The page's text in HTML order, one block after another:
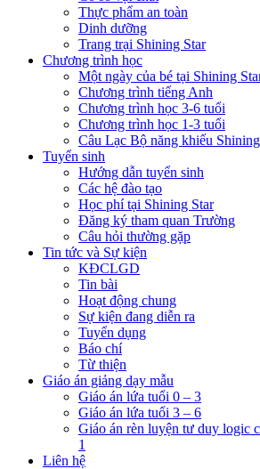
Thực phẩm an toàn
Dinh dưỡng
Trang trại Shining Star
Chương trình học
Một ngày của bé tại Shining
Chương trình tiếng Anh
Chương trình học 3-6 tuổi
Chương trình học 1-3 tuổi
Câu Lạc Bộ năng khiếu
Tuyển sinh
Hướng dẫn tuyển sinh
Các hệ đào tạo
Học phí tại Shining Star
Đăng ký tham quan Trường
Câu hỏi thường gặp
Tin tức và Sự kiện
KĐCLGD
Tin bài
Hoạt động chung
Sự kiện đang diễn ra
Tuyển dụng
Báo chí
Từ thiện
Giáo án giảng dạy mẫu
Giáo án lứa tuổi 0 – 3
Giáo án lứa tuổi 3 – 6
Giáo án rèn luyện tư duy logic
1
Liên hệ